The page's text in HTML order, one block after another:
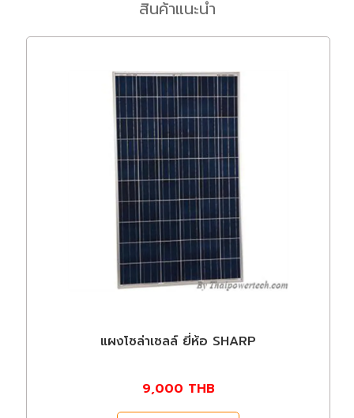
สินค้าแนะนำ
แผงโซล่าเซลล์ ยี่ห้อ SHARP
9,000 THB